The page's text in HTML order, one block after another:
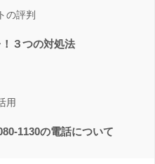
の評判
３つの対処法
用
1130の電話について